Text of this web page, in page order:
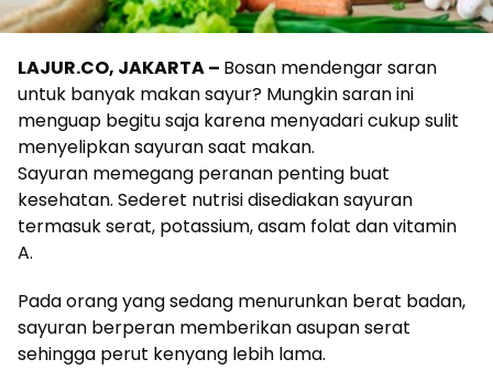
LAJUR.CO, JAKARTA – Bosan mendengar saran
untuk banyak makan sayur? Mungkin saran ini
menguap begitu saja karena menyadari cukup sulit
menyelipkan sayuran saat makan.
Sayuran memegang peranan penting buat
kesehatan. Sederet nutrisi disediakan sayuran
termasuk serat, potassium, asam folat dan vitamin
A.
Pada orang yang sedang menurunkan berat badan,
sayuran berperan memberikan asupan serat
sehingga perut kenyang lebih lama.